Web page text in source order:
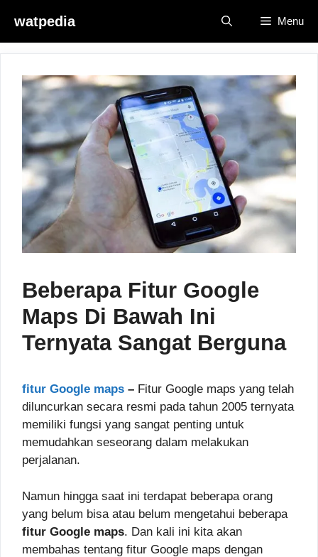
content
watpedia Menu
Beberapa Fitur Google
Maps Di Bawah Ini
Ternyata Sangat Berguna
fitur Google maps – Fitur Google maps yang telah
diluncurkan secara resmi pada tahun 2005 ternyata
memiliki fungsi yang sangat penting untuk
memudahkan seseorang dalam melakukan
perjalanan.
Namun hingga saat ini terdapat beberapa orang
yang belum bisa atau belum mengetahui beberapa
fitur Google maps. Dan kali ini kita akan
membahas tentang fitur Google maps dengan